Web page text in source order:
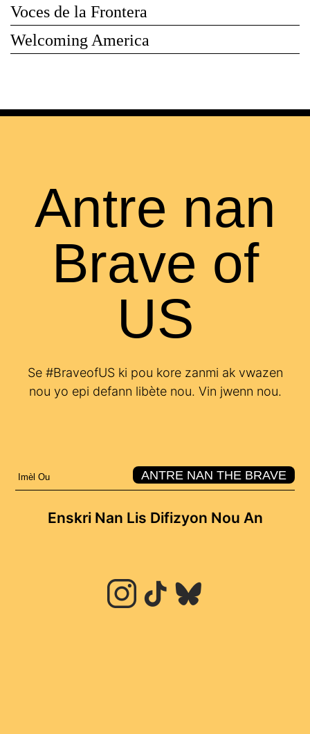
Voces de la Frontera
Welcoming America
Antre nan
Brave of
US
Se #BraveofUS ki pou kore zanmi ak vwazen
nou yo epi defann libète nou. Vin jwenn nou.
Enskri Nan Lis Difizyon Nou An